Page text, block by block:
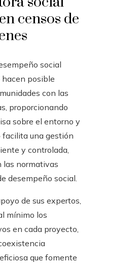
censos de
social
hacen posible
con las
proporcionando
sobre el entorno y
facilita una gestión
y controlada,
las normativas
desempeño social.
de sus expertos,
mínimo los
en cada proyecto,
que fomente